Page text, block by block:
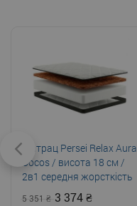
Матрац Persei Relax Aura
Cocos / висота 18 см /
2в1 середня жорсткість
+ помірно-жорсткий
5 351 3 374